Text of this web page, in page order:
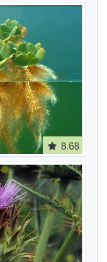
8.68